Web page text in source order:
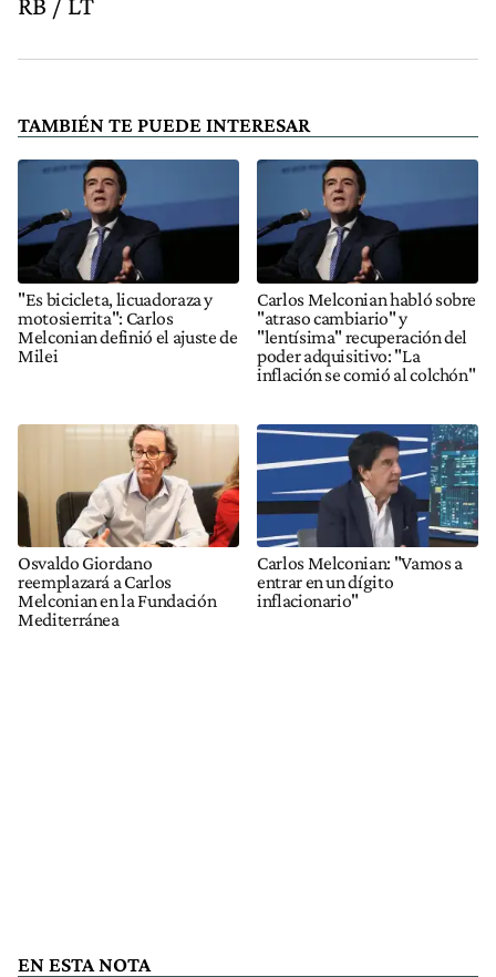
TAMBIÉN TE PUEDE INTERESAR
"Es bicicleta, licuadoraza y
motosierrita": Carlos
Melconian definió el ajuste de
Milei
Carlos Melconian habló sobre
"atraso cambiario" y
"lentísima" recuperación del
poder adquisitivo: "La
inflación se comió al colchón"
Osvaldo Giordano
reemplazará a Carlos
Melconian en la Fundación
Mediterránea
Carlos Melconian: "Vamos a
entrar en un dígito
inflacionario"
EN ESTA NOTA